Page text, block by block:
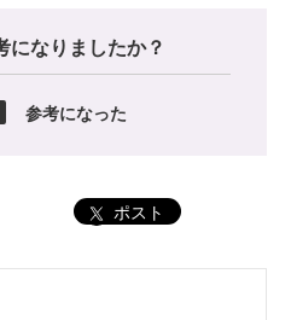
になりましたか？
参考になった
ポスト